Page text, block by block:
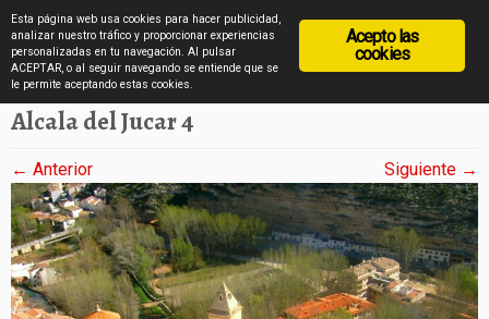
Saltar
al
diarioviajero.es
Inicio » Alcalá del Júcar desde arriba
Alcala del Jucar 4
← Anterior Siguiente →
Acepto las
cookies
Esta página web usa cookies para hacer publicidad,
analizar nuestro tráfico y proporcionar experiencias
personalizadas en tu navegación. Al pulsar
ACEPTAR, o al seguir navegando se entiende que se
le permite aceptando estas cookies.